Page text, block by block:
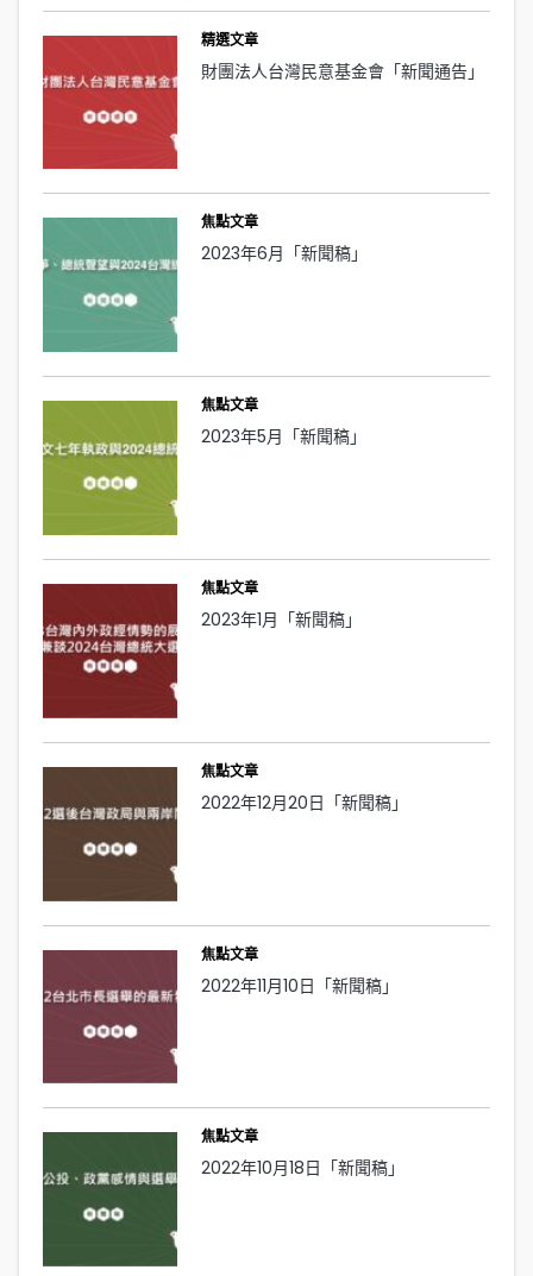
精選文章
財團法人台灣民意基金會「新聞通告」
焦點文章
2023年6月「新聞稿」
焦點文章
2023年5月「新聞稿」
焦點文章
2023年1月「新聞稿」
焦點文章
2022年12月20日「新聞稿」
焦點文章
2022年11月10日「新聞稿」
焦點文章
2022年10月18日「新聞稿」